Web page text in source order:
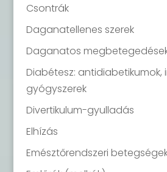
Csontrák
Daganatellenes szerek
Daganatos
Diabétesz: antidiabetikumok,
gyógyszerek
Divertikulum-gyulladás
Elhízás
Emésztőrendszeri